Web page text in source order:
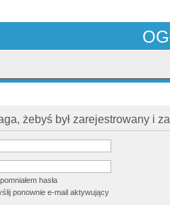
żebyś był zarejestrowany i
hasła
ponownie e-mail aktywujący